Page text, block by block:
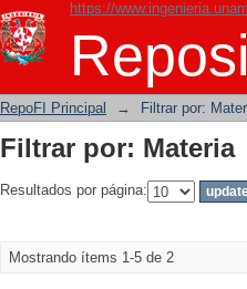
https://
Filtrar por: Materia
RepoFI Principal → Filtrar por:
Filtrar por: Materia
Resultados por página:
Mostrando ítems 1-5 de 2